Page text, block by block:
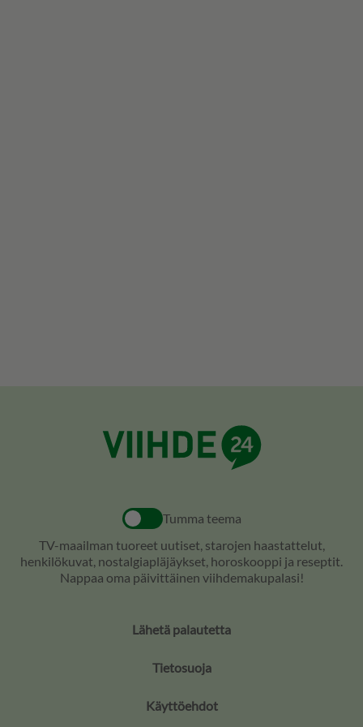
Tumma teema
TV-maailman tuoreet uutiset, starojen haastattelut,
henkilökuvat, nostalgiapläjäykset, horoskooppi ja reseptit.
Nappaa oma päivittäinen viihdemakupalasi!
Lähetä palautetta
Tietosuoja
Käyttöehdot